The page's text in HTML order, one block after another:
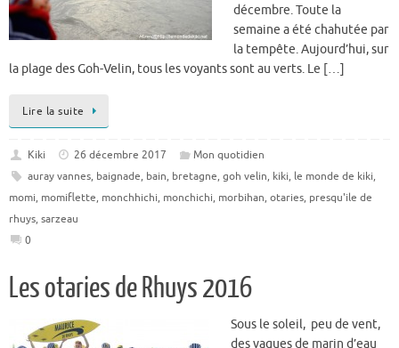
décembre. Toute la
semaine a été chahutée par
la tempête. Aujourd’hui, sur
la plage des Goh-Velin, tous les voyants sont au verts. Le […]
Lire la suite
Kiki 26 décembre 2017
Mon quotidien
auray vannes, baignade, bain, bretagne, goh velin, kiki, le monde de kiki,
momi, momiflette, monchhichi, monchichi, morbihan, otaries, presqu'ile de
rhuys, sarzeau
0
Les otaries de Rhuys 2016
Sous le soleil, peu de vent,
des vagues de marin d’eau